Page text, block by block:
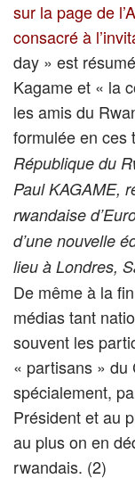
sur la page de
consacré à
day » est
Kagame et « la
les amis du
formulée en ces
République du
Paul KAGAME,
rwandaise
d’une nouvelle
lieu à Londres,
De même à la
médias tant
souvent les
« partisans » du
spécialement,
Président et au
au plus on en
rwandais. (2)